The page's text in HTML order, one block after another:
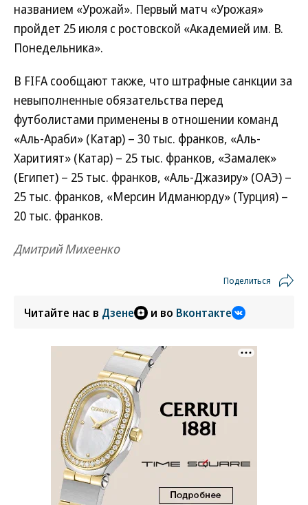
названием «Урожай». Первый матч «Урожая»
пройдет 25 июля с ростовской «Академией им. В.
Понедельника».
В FIFA сообщают также, что штрафные санкции за
невыполненные обязательства перед
футболистами применены в отношении команд
«Аль-Араби» (Катар) – 30 тыс. франков, «Аль-
Харитият» (Катар) – 25 тыс. франков, «Замалек»
(Египет) – 25 тыс. франков, «Аль-Джазиру» (ОАЭ) –
25 тыс. франков, «Мерсин Идманюрду» (Турция) –
20 тыс. франков.
Дмитрий Михеенко
Поделиться
Читайте нас в Дзене и во Вконтакте